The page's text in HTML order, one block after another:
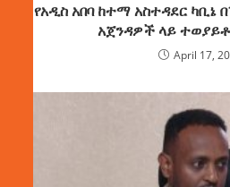
የአዲስ አበባ ከተማ አስተዳደር ካቢኔ
አጀንዳዎች ላይ
April 17,